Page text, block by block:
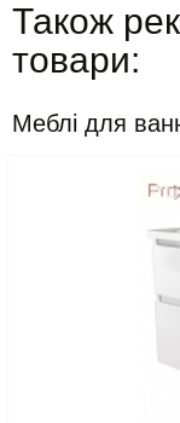
Також
товари:
Меблі для